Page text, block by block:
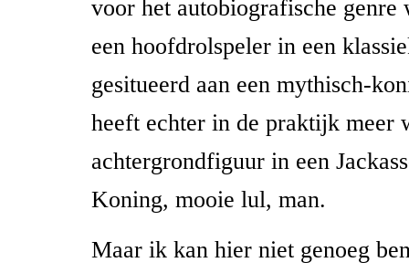
voor het autobiografische genre
een hoofdrolspeler in een
gesitueerd aan een mythisch-
heeft echter in de praktijk meer
achtergrondfiguur in een
Koning, mooie lul, man.
Maar ik kan hier niet genoeg